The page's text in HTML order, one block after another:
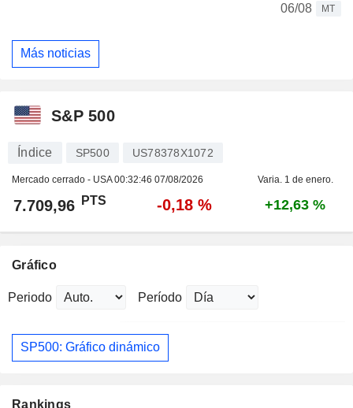
06/08
MT
Más noticias
S&P 500
Índice SP500 US78378X1072
Mercado cerrado - USA00:32:46 07/08/2026 Varia. 1 de enero.
7.709,96 PTS -0,18 % +12,63 %
Gráfico
Periodo Período
SP500: Gráfico dinámico
Rankings